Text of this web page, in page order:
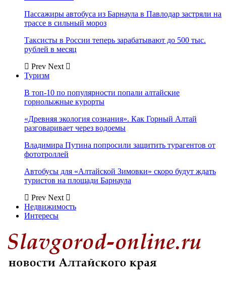
Пассажиры автобуса из Барнаула в Павлодар застряли на
трассе в сильный мороз
Таксисты в России теперь зарабатывают до 500 тыс.
рублей в месяц
Prev Next
Туризм
В топ-10 по популярности попали алтайские
горнолыжные курорты
«Древняя экология сознания». Как Горный Алтай
разговаривает через водоемы
Владимира Путина попросили защитить турагентов от
фототроллей
Автобусы для «Алтайской Зимовки» скоро будут ждать
туристов на площади Барнаула
Prev Next
Недвижимость
Интересы